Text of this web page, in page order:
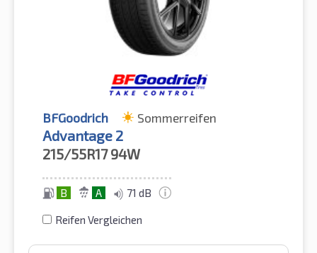
BFGoodrich Sommerreifen
Advantage 2
215/55R17 94W
B A 71 dB
Reifen Vergleichen